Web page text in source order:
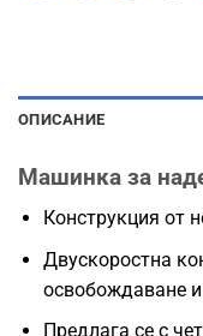
ОПИСАНИЕ
Машинка за
Конструкция от
Двускоростна
освобождаване
Предлага се с